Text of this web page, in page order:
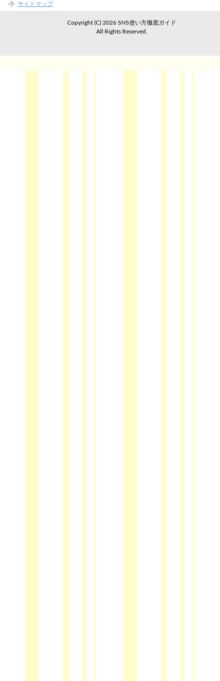
サイトマップ
Copyright (C) 2026 SNS使い方徹底ガイド
All Rights Reserved.